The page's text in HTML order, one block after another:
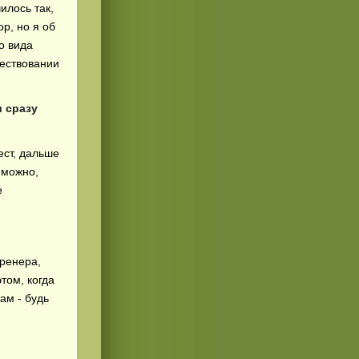
так,
но я об
вида
сразу
дальше
когда
- будь